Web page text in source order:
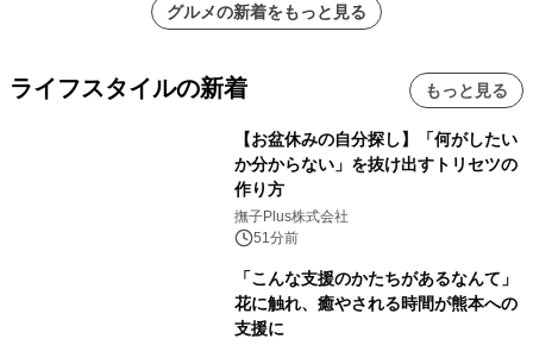
グルメの新着をもっと見る
ライフスタイルの新着 もっと見る
【お盆休みの自分探し】「何がしたい
か分からない」を抜け出すトリセツの
作り方
撫子Plus株式会社
51分前
「こんな支援のかたちがあるなんて」
花に触れ、癒やされる時間が熊本への
支援に